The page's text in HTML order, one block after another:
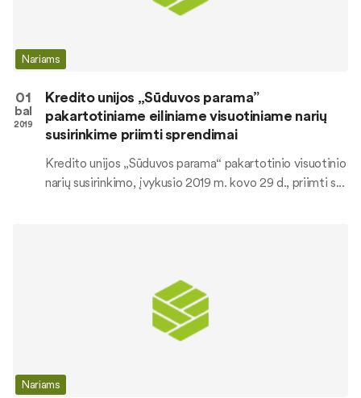
Nariams
01
bal
2019
Kredito unijos „Sūduvos parama”
pakartotiniame eiliniame visuotiniame narių
susirinkime priimti sprendimai
Kredito unijos „Sūduvos parama“ pakartotinio visuotinio
narių susirinkimo, įvykusio 2019 m. kovo 29 d., priimti s...
Nariams